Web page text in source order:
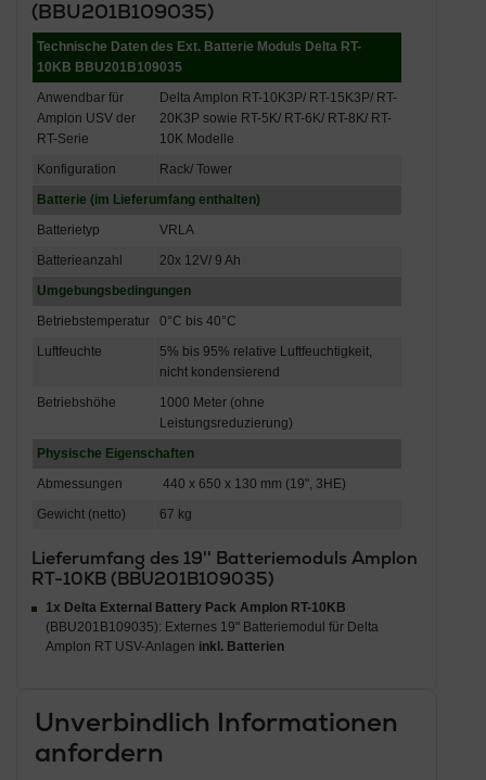
(BBU201B109035)
Technische Daten des Ext. Batterie Moduls Delta RT-
10KB BBU201B109035
Anwendbar für
Amplon USV der
RT-Serie
Delta Amplon RT-10K3P/ RT-15K3P/ RT-
20K3P sowie RT-5K/ RT-6K/ RT-8K/ RT-
10K Modelle
Konfiguration
Rack/ Tower
Batterie (im Lieferumfang enthalten)
Batterietyp
VRLA
Batterieanzahl
20x 12V/ 9 Ah
Umgebungsbedingungen
Betriebstemperatur
0°C bis 40°C
Luftfeuchte
5% bis 95% relative Luftfeuchtigkeit,
nicht kondensierend
Betriebshöhe
1000 Meter (ohne
Leistungsreduzierung)
Physische Eigenschaften
Abmessungen
440 x 650 x 130 mm (19", 3HE)
Gewicht (netto)
67 kg
Lieferumfang des 19'' Batteriemoduls Amplon
RT-10KB (BBU201B109035)
1x Delta External Battery Pack Amplon RT-10KB
(BBU201B109035): Externes 19'' Batteriemodul für Delta
Amplon RT USV-Anlagen inkl. Batterien
Unverbindlich Informationen
anfordern